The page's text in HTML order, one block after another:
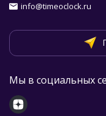
info@timeoclock.ru
Мы в социальных